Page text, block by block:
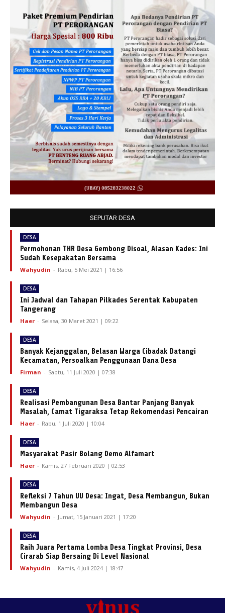
SEPUTAR DESA
DESA
Permohonan THR Desa Gembong Disoal, Alasan Kades: Ini
Sudah Kesepakatan Bersama
Wahyudin - Rabu, 5 Mei 2021 | 16:56
DESA
Ini Jadwal dan Tahapan Pilkades Serentak Kabupaten
Tangerang
Haer - Selasa, 30 Maret 2021 | 09:22
DESA
Banyak Kejanggalan, Belasan Warga Cibadak Datangi
Kecamatan, Persoalkan Penggunaan Dana Desa
Firman - Sabtu, 11 Juli 2020 | 07:38
DESA
Realisasi Pembangunan Desa Bantar Panjang Banyak
Masalah, Camat Tigaraksa Tetap Rekomendasi Pencairan
Haer - Rabu, 1 Juli 2020 | 10:04
DESA
Masyarakat Pasir Bolang Demo Alfamart
Haer - Kamis, 27 Februari 2020 | 02:53
DESA
Refleksi 7 Tahun UU Desa: Ingat, Desa Membangun, Bukan
Membangun Desa
Wahyudin - Jumat, 15 Januari 2021 | 17:20
DESA
Raih Juara Pertama Lomba Desa Tingkat Provinsi, Desa
Cirarab Siap Bersaing Di Level Nasional
Wahyudin - Kamis, 4 Juli 2024 | 18:47